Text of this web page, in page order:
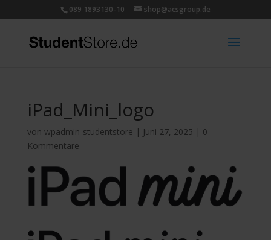
089 1893130-10 shop@acsgroup.de
iPad_Mini_logo
von wpadmin-studentstore | Juni 27, 2025 | 0
Kommentare